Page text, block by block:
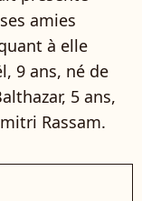
amies
à elle
9 ans, né de
5 ans,
Rassam.